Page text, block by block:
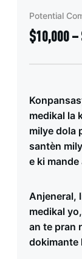
Potential
$10,000
medikal la
milye dola
santèn
e ki
Anjeneral,
medikal
an te pran
dokimante